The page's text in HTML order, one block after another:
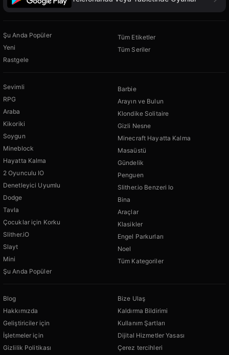
Şu Anda Popüler
Yeni
Rastgele
Tüm Etiketler
Tüm Seriler
Sevimli
RPG
Araba
Kikoriki
Soygun
Mineblock
Hayatta Kalma
2 Oyunculu IO
Denetleyici Uyumlu
Dodge
Tavla
Çocuklar için Korku
Slither.iO
Slayt
Mini
Şu Anda Popüler
Barbie
Arayın ve Bulun
Klondike Solitaire
Gizli Nesne
Minecraft Hayatta Kalma
Masaüstü
Gündelik
Penguen
Slither.io Benzeri Io
Bina
Araçlar
Klasikler
Engel Parkurları
Noel
Tüm Kategoriler
Blog
Hakkımızda
Geliştiriciler için
İşletmeler için
Gizlilik Politikası
Bize Ulaş
Kaldırma Bildirimi
Kullanım Şartları
Dijital Hizmetler Yasası
Çerez tercihleri